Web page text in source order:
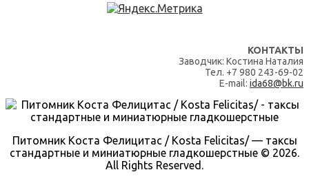
КОНТАКТЫ
Заводчик: Костина Наталия
Тел. +7 980 243-69-02
E-mail: ida68@bk.ru
Питомник Коста Фелицитас / Kosta Felicitas/ — таксы
стандартные и миниатюрные гладкошерстные © 2026.
All Rights Reserved.